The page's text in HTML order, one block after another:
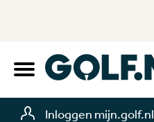
Inloggen mijn.golf.nl